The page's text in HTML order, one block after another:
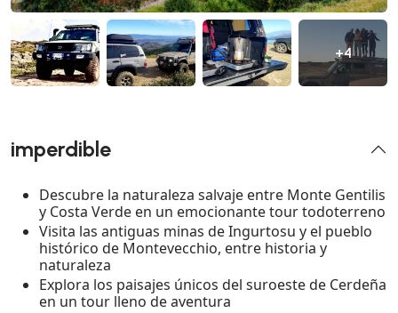
+4
imperdible
Descubre la naturaleza salvaje entre Monte Gentilis
y Costa Verde en un emocionante tour todoterreno
Visita las antiguas minas de Ingurtosu y el pueblo
histórico de Montevecchio, entre historia y
naturaleza
Explora los paisajes únicos del suroeste de Cerdeña
en un tour lleno de aventura